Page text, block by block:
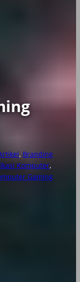
, Branding
Komputer
Gaming